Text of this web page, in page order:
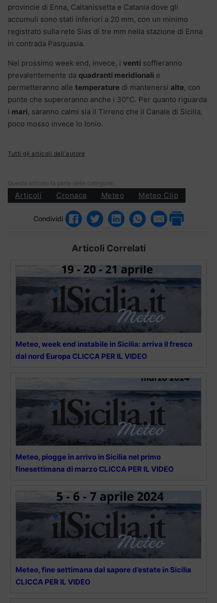
provincie di Enna, Caltanissetta e Catania dove gli
accumuli sono stati inferiori a 20 mm, con un minimo
registrato sulla rete Sias di tre mm nella stazione di Enna
in contrada Pasquasia.
Nel prossimo week end, invece, i venti soffieranno
prevalentemente da quadranti meridionali e
permetteranno alle temperature di mantenersi alte, con
punte che supereranno anche i 30°C. Per quanto riguarda
i mari, saranno calmi sia il Tirreno che il Canale di Sicilia,
poco mosso invece lo Ionio.
Tutti gli articoli dell'autore
Questo articolo fa parte delle categorie:
Articoli Cronaca Meteo Meteo Clip
Condividi
Articoli Correlati
Meteo, week end instabile in Sicilia: arriva il fresco
dal nord Europa CLICCA PER IL VIDEO
Meteo, piogge in arrivo in Sicilia nel primo
finesettimana di marzo CLICCA PER IL VIDEO
Meteo, fine settimana dal sapore d’estate in Sicilia
CLICCA PER IL VIDEO